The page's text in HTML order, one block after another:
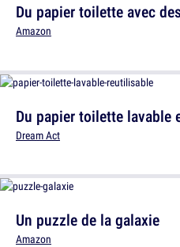
Du papier toilette lavable
Dream Act
Du papier toilette avec
Amazon
Un puzzle de la galaxie
Amazon